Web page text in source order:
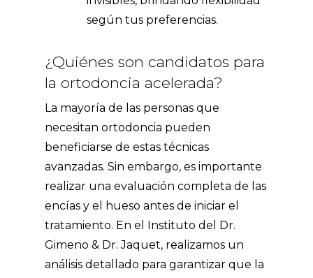
según tus preferencias.
¿Quiénes son candidatos para
la ortodoncia acelerada?
La mayoría de las personas que
necesitan ortodoncia pueden
beneficiarse de estas técnicas
avanzadas. Sin embargo, es importante
realizar una evaluación completa de las
encías y el hueso antes de iniciar el
tratamiento. En el Instituto del Dr.
Gimeno & Dr. Jaquet, realizamos un
análisis detallado para garantizar que la